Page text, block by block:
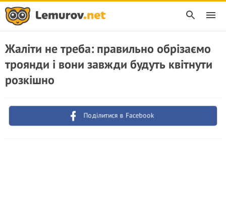
Жаліти не треба: правильно обрізаємо
троянди і вони завжди будуть квітнути
розкішно
Поділитися в Facebook